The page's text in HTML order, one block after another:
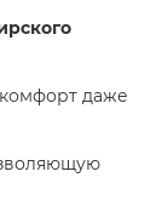
даже